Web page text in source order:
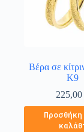
Βέρα σε
Κ9